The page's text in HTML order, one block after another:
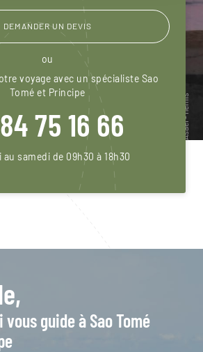
DEMANDER UN DEVIS
ou
voyage avec un spécialiste Sao
Tomé et Principe
75 16 66
au samedi de 09h30 à 18h30
guide à Sao Tomé